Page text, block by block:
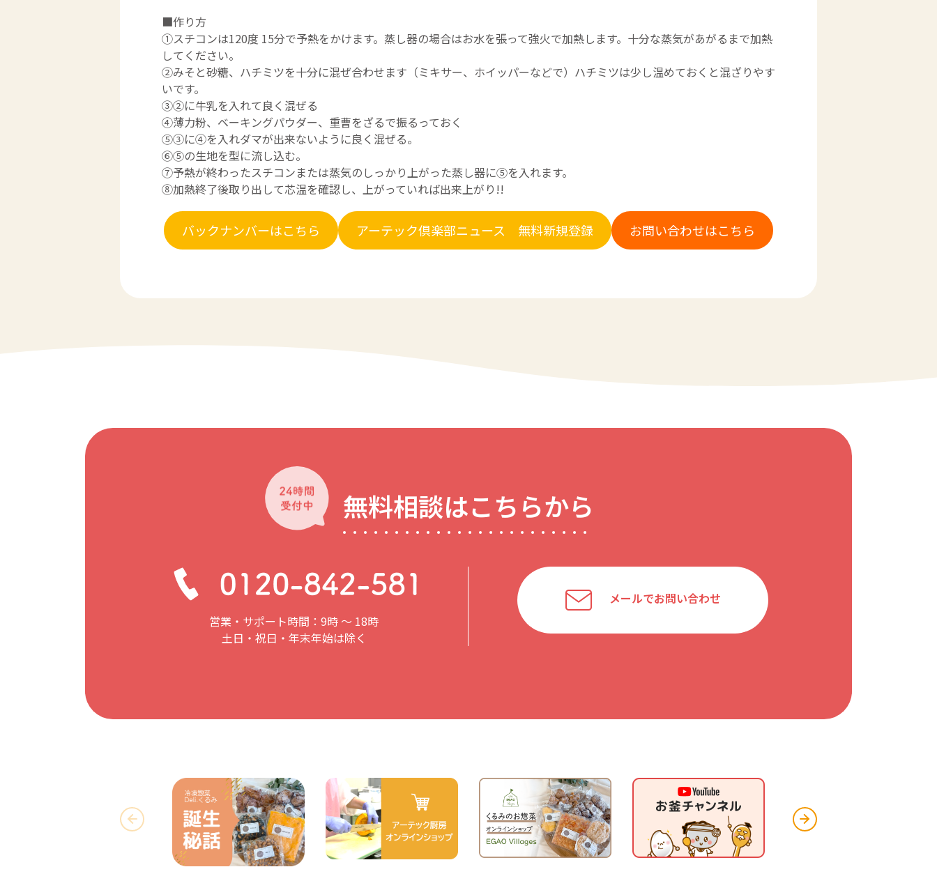
■作り方
①スチコンは120度 15分で予熱をかけます。蒸し器の場合はお水を張って強火で加熱します。十分な蒸気があがるまで加熱
してください。
②みそと砂糖、ハチミツを十分に混ぜ合わせます（ミキサー、ホイッパーなどで）ハチミツは少し温めておくと混ざりやす
いです。
③②に牛乳を入れて良く混ぜる
④薄力粉、ベーキングパウダー、重曹をざるで振るっておく
⑤③に④を入れダマが出来ないように良く混ぜる。
⑥⑤の生地を型に流し込む。
⑦予熱が終わったスチコンまたは蒸気のしっかり上がった蒸し器に⑤を入れます。
⑧加熱終了後取り出して芯温を確認し、上がっていれば出来上がり!!
バックナンバーはこちら アーテック倶楽部ニュース 無料新規登録 お問い合わせはこちら
無料相談はこちらから
営業・サポート時間：9時 〜 18時
土日・祝日・年末年始は除く
メールでお問い合わせ